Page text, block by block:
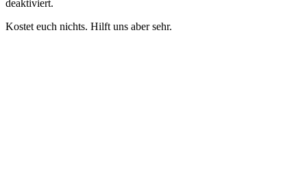
deaktiviert.
Kostet euch nichts. Hilft uns aber sehr.